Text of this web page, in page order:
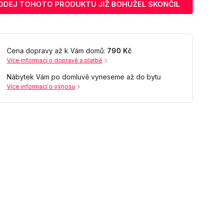
TOHOTO PRODUKTU JIŽ BOHUŽEL SKONČIL
Cena dopravy až k Vám domů: 790 Kč
Více informací o dopravě a platbě
Nábytek Vám po domluvě vyneseme až do bytu
Více informací o výnosu